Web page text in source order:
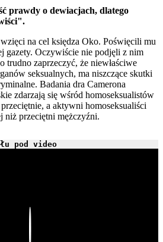
prawdy o dewiacjach, dlatego
na cel księdza Oko. Poświęcili mu
gazety. Oczywiście nie podjęli z nim
trudno zaprzeczyć, że niewłaściwe
seksualnych, ma niszczące skutki
Badania dra Camerona
zdarzają się wśród homoseksualistów
a aktywni homoseksualiści
niż przeciętni mężczyźni.
pod video